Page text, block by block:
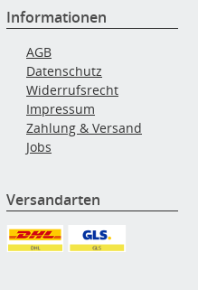
Informationen
AGB
Datenschutz
Widerrufsrecht
Impressum
Zahlung & Versand
Jobs
Versandarten